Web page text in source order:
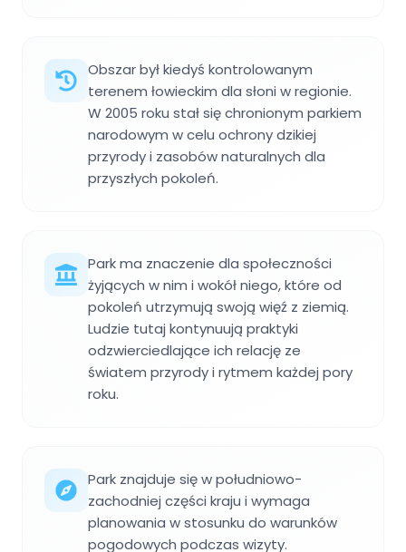
Obszar był kiedyś kontrolowanym
terenem łowieckim dla słoni w regionie.
W 2005 roku stał się chronionym parkiem
narodowym w celu ochrony dzikiej
przyrody i zasobów naturalnych dla
przyszłych pokoleń.
Park ma znaczenie dla społeczności
żyjących w nim i wokół niego, które od
pokoleń utrzymują swoją więź z ziemią.
Ludzie tutaj kontynuują praktyki
odzwierciedlające ich relację ze
światem przyrody i rytmem każdej pory
roku.
Park znajduje się w południowo-
zachodniej części kraju i wymaga
planowania w stosunku do warunków
pogodowych podczas wizyty.